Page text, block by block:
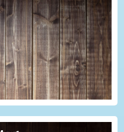
im Ehrenamt"?
wie man Engagement-
des Vereins
was!...